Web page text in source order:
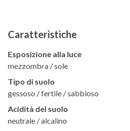
Caratteristiche
Esposizione alla luce
mezzombra / sole
Tipo di suolo
gessoso / fertile / sabbioso
Acidità del suolo
neutrale / alcalino